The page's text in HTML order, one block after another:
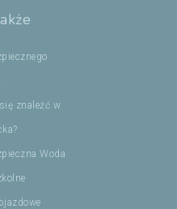
znaleźć w
Woda